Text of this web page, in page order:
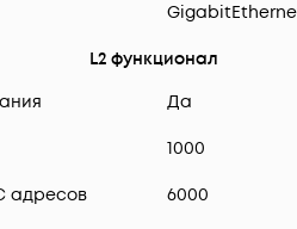
L2 функционал
Да
1000
адресов 6000